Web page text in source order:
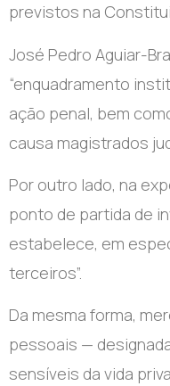
previstos na
José Pedro Aguiar-
“enquadramento
ação penal, bem
causa magistrados
Por outro lado, na
ponto de partida de
estabelece, em
terceiros”.
Da mesma forma,
pessoais —
sensíveis da vida